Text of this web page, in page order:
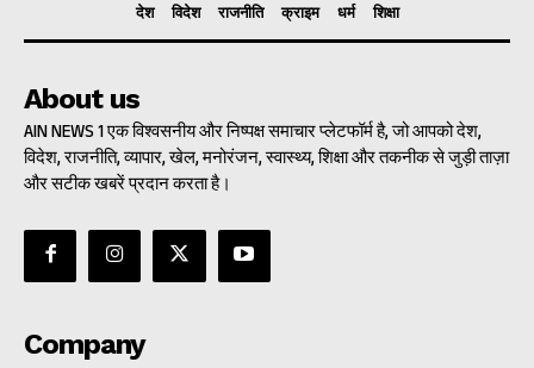
देश विदेश राजनीति क्राइम धर्म शिक्षा
About us
AIN NEWS 1 एक विश्वसनीय और निष्पक्ष समाचार प्लेटफॉर्म है, जो आपको देश,
विदेश, राजनीति, व्यापार, खेल, मनोरंजन, स्वास्थ्य, शिक्षा और तकनीक से जुड़ी ताज़ा
और सटीक खबरें प्रदान करता है।
Company